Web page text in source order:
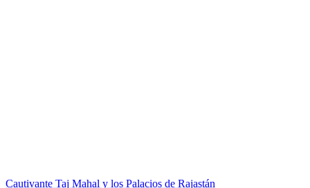
Cautivante Taj Mahal y los Palacios de Rajastán